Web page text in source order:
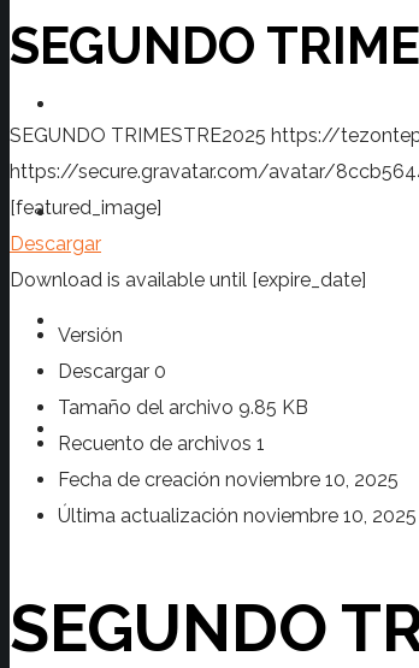
Prensa
SEGUNDO
SEGUNDO TRIMESTRE2025 https://
https://secure.gravatar.com/avatar/
[featured_image]
Descargar
Download is available until [expire_date]
Versión
Descargar 0
Tamaño del archivo 9.85 KB
Recuento de archivos 1
Fecha de creación noviembre 10, 2025
Última actualización noviembre 10, 2025
SEGUNDO